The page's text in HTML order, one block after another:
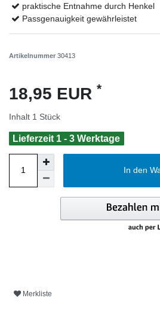
praktische Entnahme durch Henkel
Passgenauigkeit gewährleistet
Artikelnummer 30413
18,95 EUR *
Inhalt 1 Stück
Lieferzeit 1 - 3 Werktage
In den
Merkliste